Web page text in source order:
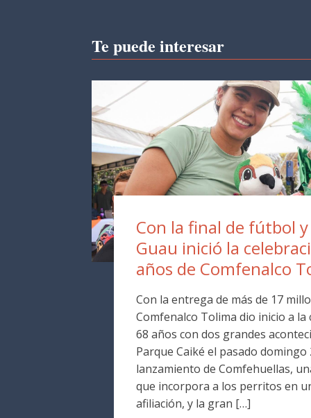
Te puede interesar
Con la final de fútbol
Guau inició la
años de Comfenalco
Con la entrega de más de 17
Comfenalco Tolima dio inicio a la
68 años con dos grandes
Parque Caiké el pasado domingo
lanzamiento de Comfehuellas,
que incorpora a los perritos en
afiliación, y la gran […]